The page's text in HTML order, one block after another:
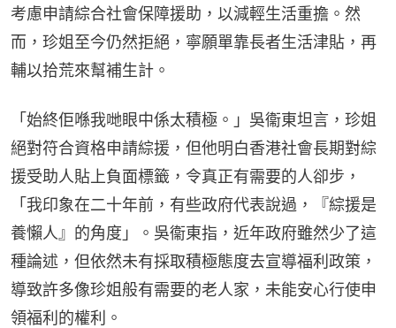
考慮申請綜合社會保障援助，以減輕生活重擔。然
而，珍姐至今仍然拒絕，寧願單靠長者生活津貼，再
輔以拾荒來幫補生計。
「始終佢喺我哋眼中係太積極。」吳衞東坦言，珍姐
絕對符合資格申請綜援，但他明白香港社會長期對綜
援受助人貼上負面標籤，令真正有需要的人卻步，
「我印象在二十年前，有些政府代表說過，『綜援是
養懶人』的角度」。吳衞東指，近年政府雖然少了這
種論述，但依然未有採取積極態度去宣導福利政策，
導致許多像珍姐般有需要的老人家，未能安心行使申
領福利的權利。